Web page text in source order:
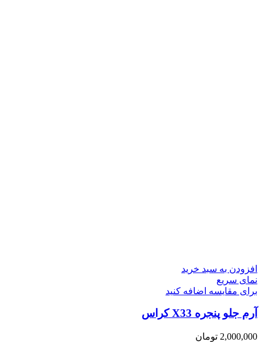
افزودن به سبد خرید
نمای سریع
برای مقایسه اضافه کنید
آرم جلو پنجره X33 کراس
2,000,000 تومان